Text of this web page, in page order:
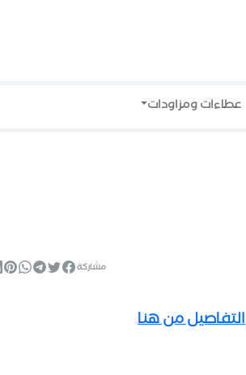
عطاءات ومزاودات
مشاركة
التفاصيل من هنا